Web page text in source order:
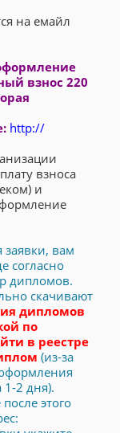
на емайл
взнос 220
http://
взноса
и
заявки, вам
согласно
дипломов.
скачивают
дипломов
по
в реестре
(из-за
2 дня).
этого